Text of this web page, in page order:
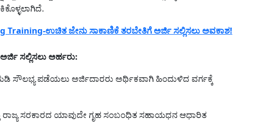
Training-ಉಚಿತ ಜೇನು ಸಾಕಾಣಿಕೆ ತರಬೇತಿಗೆ ಅರ್ಜಿ ಸಲ್ಲಿಸಲು ಅವಕಾಶ!
ಸಲ್ಲಿಸಲು ಅರ್ಹರು:
ಸೌಲಭ್ಯ ಪಡೆಯಲು ಅರ್ಜಿದಾರರು ಅರ್ಥಿಕವಾಗಿ ಹಿಂದುಳಿದ ವರ್ಗಕ್ಕೆ
ರಾಜ್ಯ ಸರಕಾರದ ಯಾವುದೇ ಗೃಹ ಸಂಬಂಧಿತ ಸಹಾಯಧನ ಆಧಾರಿತ